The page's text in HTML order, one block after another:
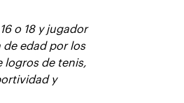
o 18 y jugador
edad por los
logros de tenis,
y